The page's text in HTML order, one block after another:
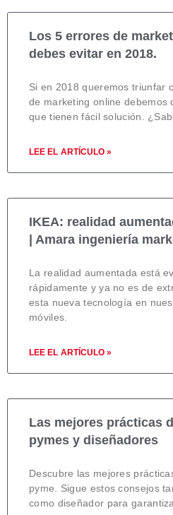
Los 5 errores de
debes evitar en 2018.
Si en 2018 queremos triunfar
de marketing online debemos
que tienen fácil solución.
LEE EL ARTÍCULO »
IKEA: realidad
| Amara ingeniería
La realidad aumentada está
rápidamente y ya no es de
esta nueva tecnología en
móviles.
LEE EL ARTÍCULO »
Las mejores prácticas
pymes y diseñadores
Descubre las mejores
pyme. Sigue estos consejos
como diseñador para